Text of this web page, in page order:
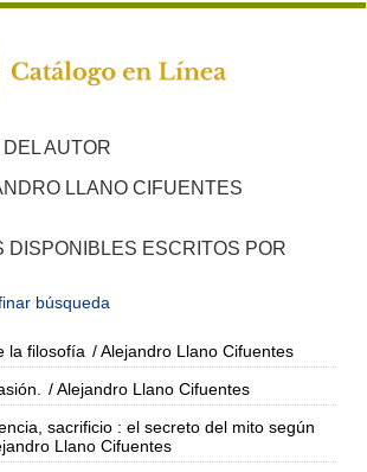
DEL AUTOR
LLANO CIFUENTES
DISPONIBLES ESCRITOS POR
búsqueda
la filosofía / Alejandro Llano Cifuentes
/ Alejandro Llano Cifuentes
sacrificio : el secreto del mito según
Llano Cifuentes